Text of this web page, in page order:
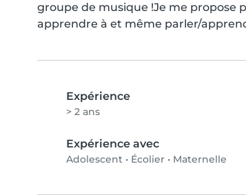
groupe de musique !Je me propose
apprendre à et même parler/
Expérience
> 2 ans
Expérience avec
Adolescent • Écolier • Maternelle